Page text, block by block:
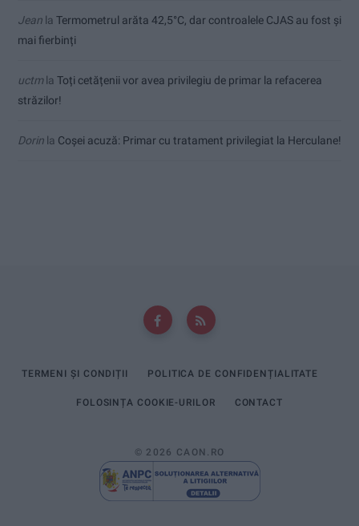
Jean la Termometrul arăta 42,5°C, dar controalele CJAS au fost și
mai fierbinți
uctmla Toți cetățenii vor avea privilegiu de primar la refacerea
străzilor!
Dorin la Coșei acuză: Primar cu tratament privilegiat la Herculane!
TERMENI ȘI CONDIȚII POLITICA DE CONFIDENȚIALITATE
FOLOSINȚA COOKIE-URILOR CONTACT
© 2026 CAON.RO